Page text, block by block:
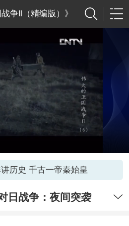
争Ⅱ（精编版）》
历史 千古一帝秦始皇
日战争：夜间突袭